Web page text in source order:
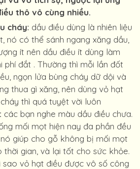
thô vô cùng nhiều.
cháy: dầu điều dùng là nhiên liệu
nó có thể sánh ngang xăng dầu,
ít nên dầu điều ít dùng làm
phí đắt . Thường thì mỗi lần đốt
ngọn lửa bùng cháy dữ dội và
thua gì xăng, nên dùng vỏ hạt
thì quá tuyệt vời luôn
các bạn nghe màu dầu điều chưa.
mối mọt hiện nay đa phần đều
giúp cho gỗ không bị mối mọt
thời gian, và lại tốt cho sức khỏe.
vỏ hạt điều được vô số công